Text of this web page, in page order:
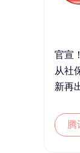
官宣
从社
新再
腾